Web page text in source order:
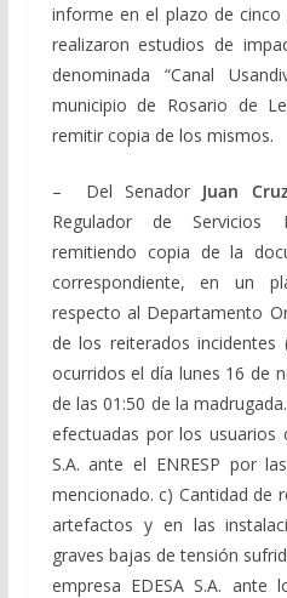
informe en el plazo de
realizaron estudios de
denominada “Canal
municipio de Rosario de
remitir copia de los mismos.
– Del Senador Juan
Regulador de Servicios
remitiendo copia de la
correspondiente, en un
respecto al Departamento
de los reiterados incidentes
ocurridos el día lunes 16 de
de las 01:50 de la
efectuadas por los usuarios
S.A. ante el ENRESP por
mencionado. c) Cantidad de
artefactos y en las
graves bajas de tensión
empresa EDESA S.A. ante